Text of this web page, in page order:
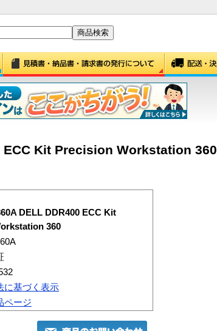
ECC Kit Precision Workstation 360
DELL DDR400 ECC Kit
360
に基づく表示
ページ